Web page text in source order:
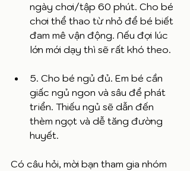
ngày chơi/tập 60 phút. Cho bé
chơi thể thao từ nhỏ để bé biết
đam mê vận động. Nếu đợi lúc
lớn mới dạy thì sẽ rất khó theo.
5. Cho bé ngủ đủ. Em bé cần
giấc ngủ ngon và sâu để phát
triển. Thiếu ngủ sẽ dẫn đến
thèm ngọt và dễ tăng đường
huyết.
Có câu hỏi, mời bạn tham gia nhóm